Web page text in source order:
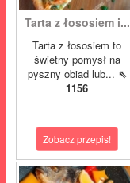
Tarta z łososiem i...
Tarta z łososiem to
świetny pomysł na
pyszny obiad lub... ⇖
1156
Zobacz przepis!